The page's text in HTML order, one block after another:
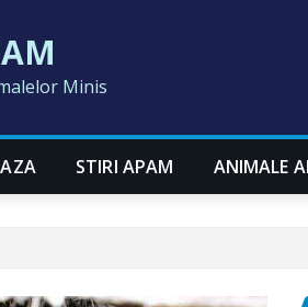
Minis
STIRI APAM ANIMALE